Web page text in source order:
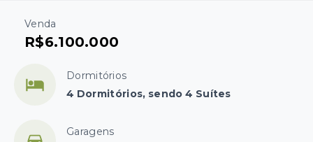
Venda
R$6.100.000
Dormitórios
4 Dormitórios, sendo 4 Suítes
Garagens